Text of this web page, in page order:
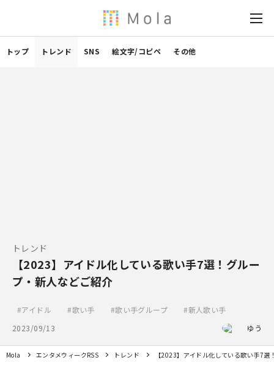
トップ トレンド SNS 絵文字/コピペ その他
トレンド
【2023】アイドル化している歌い手7選！グルー
プ・新人などご紹介
アイドル 歌い手 歌い手グループ
新人歌い手
2023/09/13
ゆう
Mola エンタメウィークRSS トレンド 【2023】アイドル化している歌い手7選